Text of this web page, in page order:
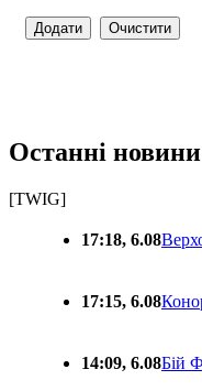
Останні новини
[TWIG]
17:18, 6.08
17:15, 6.08
14:09, 6.08Бій